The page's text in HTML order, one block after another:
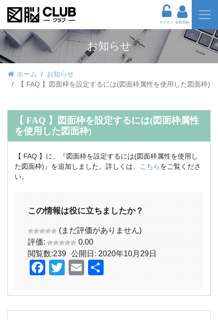
ログイン 会員登録
お知らせ
ホーム
お知らせ
【 FAQ 】図面枠を設定するには(図面枠属性を使用した図面枠)
【 FAQ 】図面枠を設定するには(図面枠属性
を使用した図面枠)
【 FAQ 】に、『図面枠を設定するには(図面枠属性を使用し
た図面枠)』を追加しました。詳しくは、
こちらをご覧くださ
い。
この情報は役に立ちましたか？
(まだ評価がありません)
評価:
0.00
閲覧数:239 公開日: 2020年10月29日
Facebook
TwitterEmail